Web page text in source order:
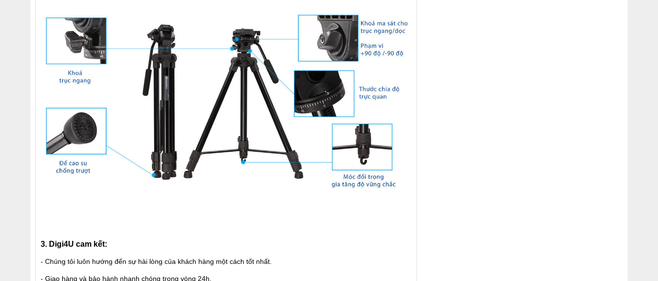
3. Digi4U cam kết:
- Chúng tôi luôn hướng đến sự hài lòng của khách hàng một cách tốt nhất.
- Giao hàng và bảo hành nhanh chóng trong vòng 24h.